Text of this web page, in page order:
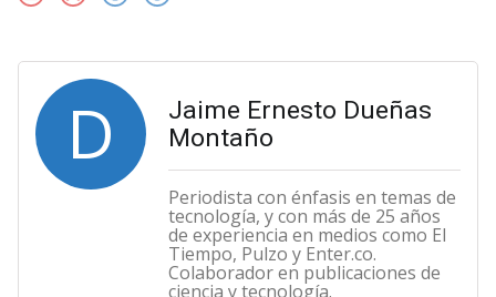
D
Jaime Ernesto Dueñas
Montaño
Periodista con énfasis en temas de
tecnología, y con más de 25 años
de experiencia en medios como El
Tiempo, Pulzo y Enter.co.
Colaborador en publicaciones de
ciencia y tecnología.